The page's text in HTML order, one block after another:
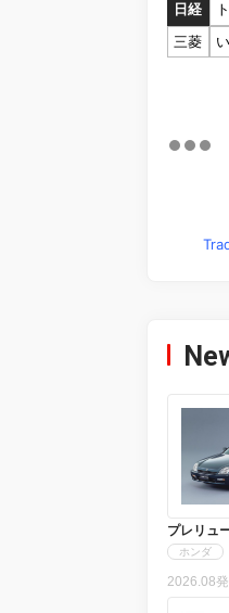
日経
三菱
プレリュ
ホンダ
2026.08